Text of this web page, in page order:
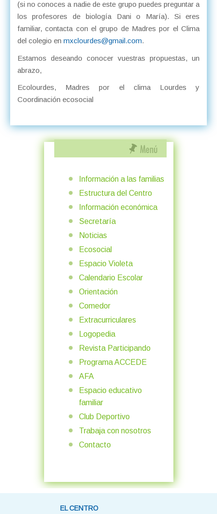
(si no conoces a nadie de este grupo puedes preguntar a
los profesores de biología Dani o María). Si eres
familiar, contacta con el grupo de Madres por el Clima
del colegio en mxclourdes@gmail.com.
Estamos deseando conocer vuestras propuestas, un
abrazo,
Ecolourdes, Madres por el clima Lourdes y
Coordinación ecosocial
Información a las familias
Estructura del Centro
Información económica
Secretaría
Noticias
Ecosocial
Espacio Violeta
Calendario Escolar
Orientación
Comedor
Extracurriculares
Logopedia
Revista Participando
Programa ACCEDE
AFA
Espacio educativo
familiar
Club Deportivo
Trabaja con nosotros
Contacto
EL CENTRO